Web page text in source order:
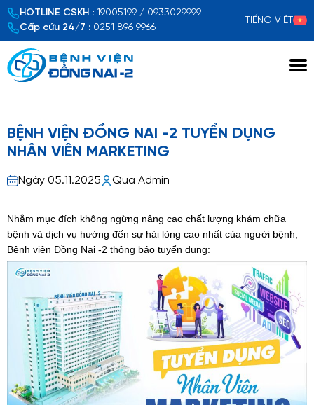
HOTLINE CSKH : 19005199 / 0933029999
Cấp cứu 24/7 : 0251 896 9966
TIẾNG VIỆT
BỆNH VIỆN ĐỒNG NAI -2 TUYỂN DỤNG
NHÂN VIÊN MARKETING
Ngày 05.11.2025 Qua Admin
Nhằm mục đích không ngừng nâng cao chất lượng khám chữa
bệnh và dịch vụ hướng đến sự hài lòng cao nhất của người bệnh,
Bệnh viện Đồng Nai -2 thông báo tuyển dụng: